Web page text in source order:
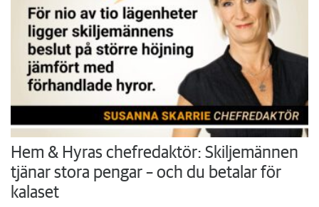
Hem & Hyras chefredaktör: Skiljemännen
tjänar stora pengar – och du betalar för
kalaset